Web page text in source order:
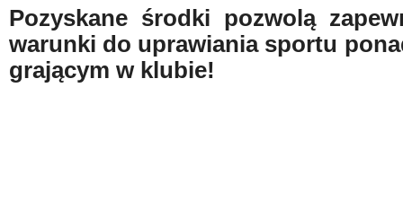
Pozyskane środki pozwolą
warunki do uprawiania sportu
grającym w klubie!